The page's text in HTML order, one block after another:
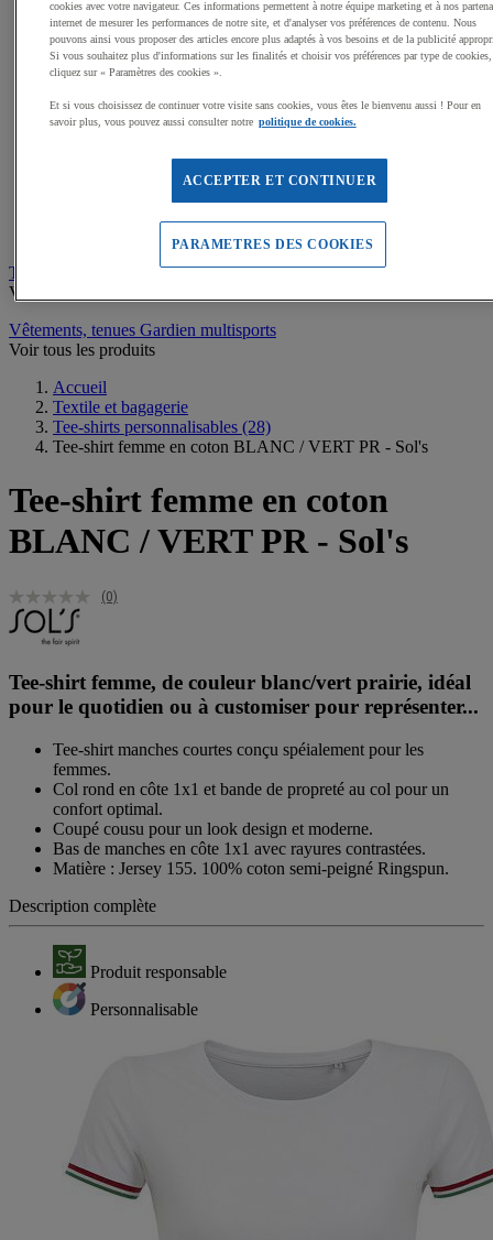
Shorts de sport
Sous-vêtements sport
Survêtements
Premieres couches, sous-maillots
Maillots de sport
Maillots de bain, combinaisons de natation
Pantalons, Collants de sport
Tee-shirts personnalisables
Voir tous les produits
Vêtements, tenues Gardien multisports
Voir tous les produits
Accueil
Textile et bagagerie
Tee-shirts personnalisables (28)
Tee-shirt femme en coton BLANC / VERT PR - Sol's
Tee-shirt femme en coton
BLANC / VERT PR - Sol's
(0)
Tee-shirt femme, de couleur blanc/vert prairie, idéal
pour le quotidien ou à customiser pour représenter...
Tee-shirt manches courtes conçu spéialement pour les
femmes.
Col rond en côte 1x1 et bande de propreté au col pour un
confort optimal.
Coupé cousu pour un look design et moderne.
Bas de manches en côte 1x1 avec rayures contrastées.
Matière : Jersey 155. 100% coton semi-peigné Ringspun.
Description complète
Produit responsable
Personnalisable
cookies avec votre navigateur. Ces informations permettent à notre équipe marketing et à nos
internet de mesurer les performances de notre site, et d'analyser vos préférences de contenu. Nous
pouvons ainsi vous proposer des articles encore plus adaptés à vos besoins et de la publicité
Si vous souhaitez plus d'informations sur les finalités et choisir vos préférences par type de cookies,
cliquez sur « Paramètres des cookies ».
Et si vous choisissez de continuer votre visite sans cookies, vous êtes le bienvenu aussi ! Pour en
savoir plus, vous pouvez aussi consulter notre politique de cookies.
ACCEPTER ET CONTINUER
PARAMETRES DES COOKIES